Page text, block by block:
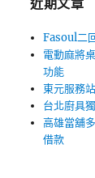
近期文章
Fasoul二
電動麻將
功能
東元服務
台北廚具
高雄當舖
借款